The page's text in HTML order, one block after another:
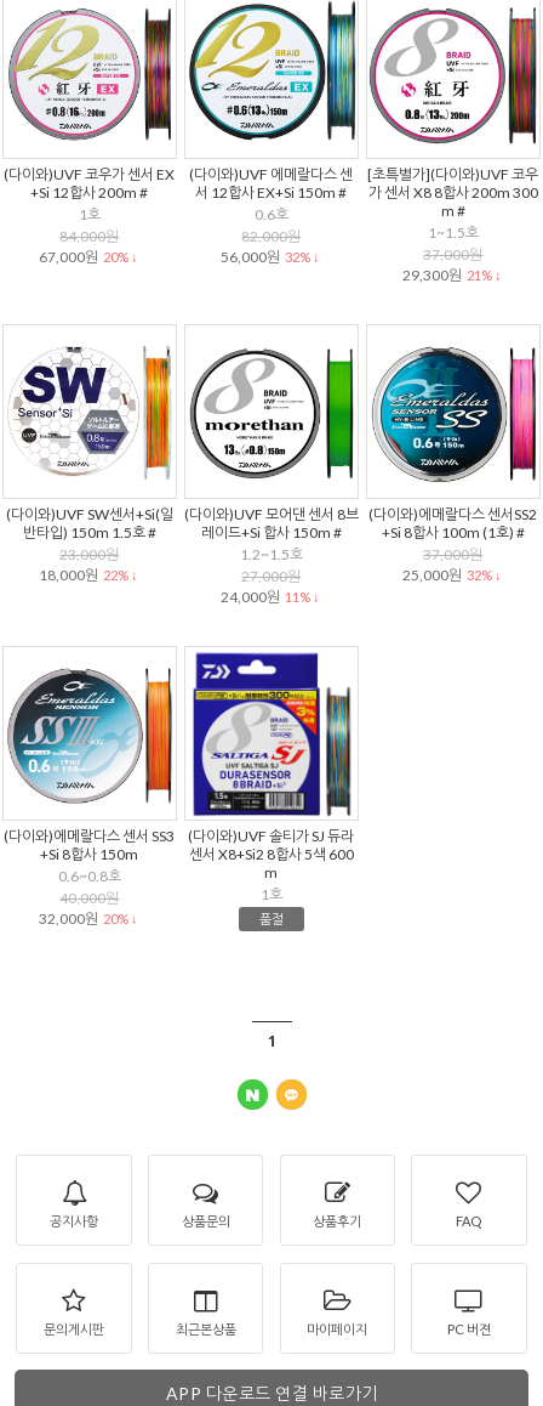
(다이와)UVF 코우가 센서 EX
+Si 12합사 200m #
1호
84,000원
67,000원 20% ↓
(다이와)UVF 에메랄다스 센
서 12합사 EX+Si 150m #
0.6호
82,000원
56,000원 32% ↓
[초특별가](다이와)UVF 코우
가 센서 X8 8합사 200m 300
m #
1~1.5호
37,000원
29,300원 21% ↓
(다이와)UVF SW센서+Si(일
반타입) 150m 1.5호 #
23,000원
18,000원 22% ↓
(다이와)UVF 모어댄 센서 8브
레이드+Si 합사 150m #
1.2~1.5호
27,000원
24,000원 11% ↓
(다이와)에메랄다스 센서SS2
+Si 8합사 100m (1호) #
37,000원
25,000원 32% ↓
(다이와)에메랄다스 센서 SS3
+Si 8합사 150m
0.6~0.8호
40,000원
32,000원 20% ↓
(다이와)UVF 솔티가 SJ 듀라
센서 X8+Si2 8합사 5색 600
m
1호
품절
1
공지사항 상품문의 상품후기 FAQ
문의게시판 최근본상품 마이페이지 PC 버젼
APP 다운로드 연결 바로가기